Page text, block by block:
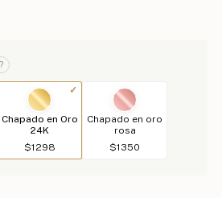
?
Chapado en Oro
24K
$1298
Chapado en oro
rosa
$1350